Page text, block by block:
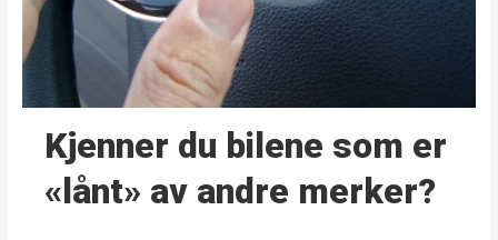
Kjenner du bilene som er
«lånt» av andre merker?